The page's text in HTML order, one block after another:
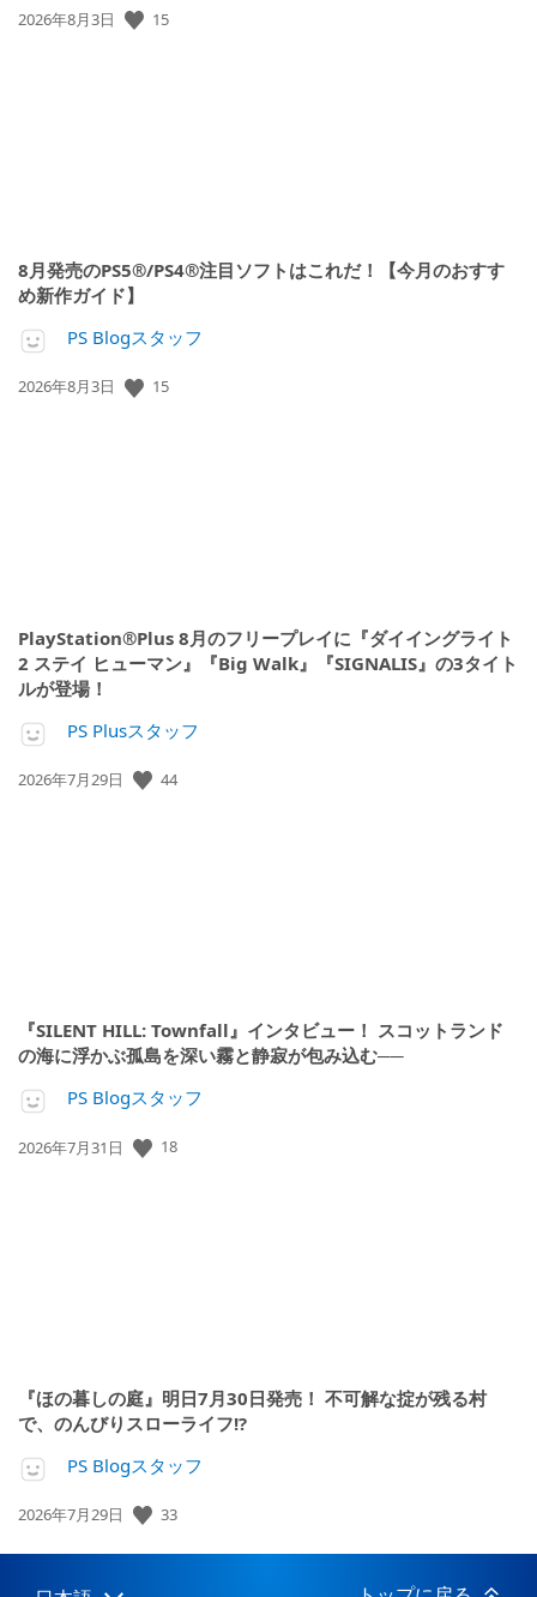
公
2026年8月3日 15
8月発売のPS5®/PS4®注目ソフトはこれだ！【今月のおすす
め新作ガイド】
PS Blogスタッフ
公
2026年8月3日 15
PlayStation®Plus 8月のフリープレイに『ダイイングライト
2 ステイ ヒューマン』『Big Walk』『SIGNALIS』の3タイト
ルが登場！
PS Plusスタッフ
公
2026年7月29日 44
『SILENT HILL: Townfall』インタビュー！ スコットランド
の海に浮かぶ孤島を深い霧と静寂が包み込む──
PS Blogスタッフ
公
2026年7月31日 18
『ほの暮しの庭』明日7月30日発売！ 不可解な掟が残る村
で、のんびりスローライフ!?
PS Blogスタッフ
公
日:
2026年7月29日 33